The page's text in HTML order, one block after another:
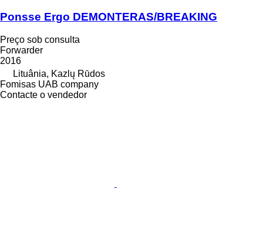
Ponsse Ergo DEMONTERAS/BREAKING
Preço sob consulta
Forwarder
2016
Lituânia, Kazlų Rūdos
Fomisas UAB company
Contacte o vendedor